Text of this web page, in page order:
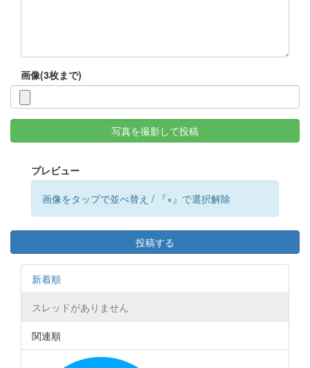
画像(3枚まで)
写真を撮影して投稿
プレビュー
画像をタップで並べ替え / 『×』で選択解除
投稿する
新着順
スレッドがありません
関連順